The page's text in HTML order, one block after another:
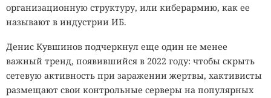
организационную структуру, или киберармию, как ее
называют в индустрии ИБ.
Денис Кувшинов подчеркнул еще один не менее
важный тренд, появившийся в 2022 году: чтобы скрыть
сетевую активность при заражении жертвы, хактивисты
размещают свои контрольные серверы на популярных